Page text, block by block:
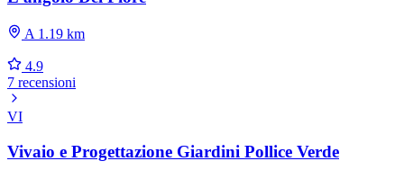
A 1.19 km
4.9
7 recensioni
VI
Vivaio e Progettazione Giardini Pollice Verde